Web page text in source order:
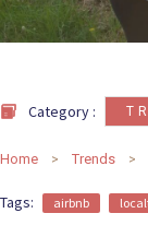
Category :
Home Trends
Tags: airbnb